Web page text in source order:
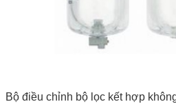
Bộ điều chỉnh bộ lọc kết hợp